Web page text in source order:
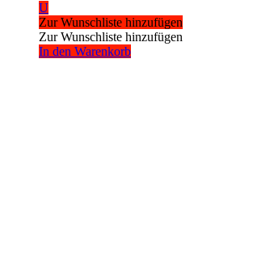
U
Zur Wunschliste hinzufügen
Zur Wunschliste hinzufügen
In den Warenkorb